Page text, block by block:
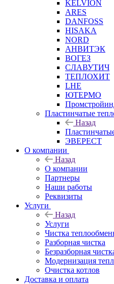
KELVION
ARES
DANFOSS
HISAKA
NORD
АНВИТЭК
ВОГЕЗ
СЛАВУТИЧ
ТЕПЛОХИТ
LHE
ЮТЕРМО
Пластинчатые
Назад
ЭВЕРЕСТ
О компании
Назад
О компании
Партнеры
Наши работы
Реквизиты
Услуги
Назад
Услуги
Чистка
Разборная чистка
Безразборная
Модернизация
Очистка котлов
Доставка и оплата